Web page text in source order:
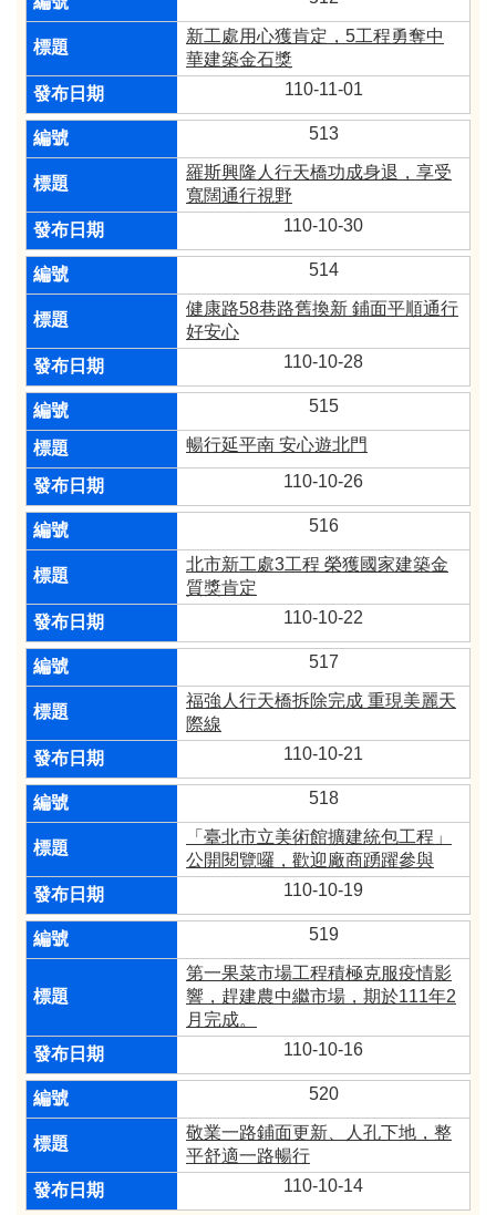
新工處用心獲肯定，5工程勇奪中
華建築金石獎
110-11-01
513
羅斯興隆人行天橋功成身退，享受
寬闊通行視野
110-10-30
514
健康路58巷路舊換新 鋪面平順通行
好安心
110-10-28
515
暢行延平南 安心遊北門
110-10-26
516
北市新工處3工程 榮獲國家建築金
質獎肯定
110-10-22
517
福強人行天橋拆除完成 重現美麗天
際線
110-10-21
518
「臺北市立美術館擴建統包工程」
公開閱覽囉，歡迎廠商踴躍參與
110-10-19
519
第一果菜市場工程積極克服疫情影
響，趕建農中繼市場，期於111年2
月完成。
110-10-16
520
敬業一路鋪面更新、人孔下地，整
平舒適一路暢行
110-10-14